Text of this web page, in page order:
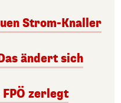
Strom-Knaller
ändert sich
FPÖ zerlegt